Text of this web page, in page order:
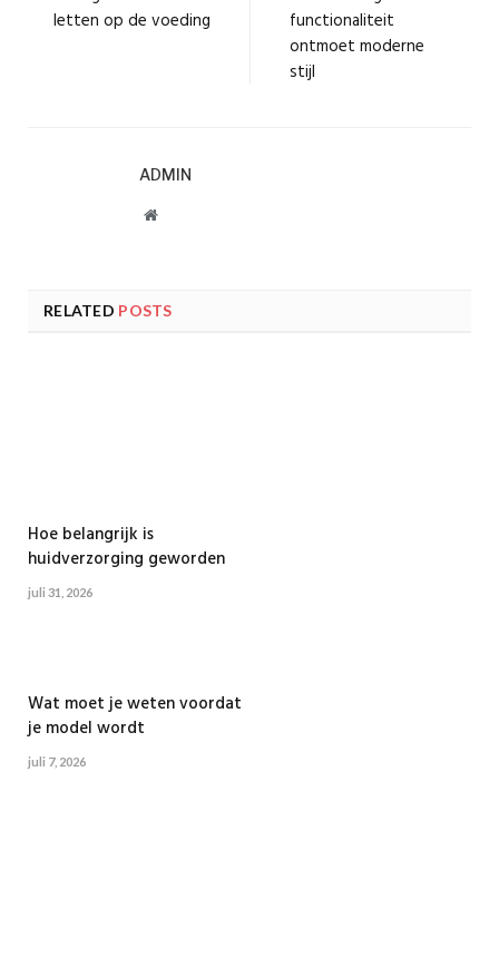
letten op de voeding
functionaliteit
ontmoet moderne
stijl
ADMIN
Website
RELATED POSTS
Hoe belangrijk is
huidverzorging geworden
juli 31, 2026
Wat moet je weten voordat
je model wordt
juli 7, 2026